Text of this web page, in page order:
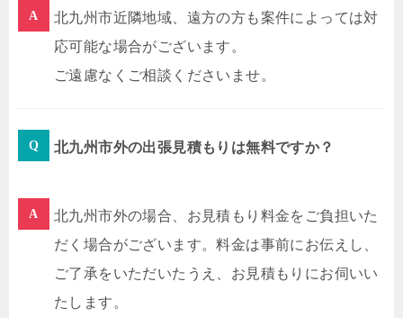
北九州市近隣地域、遠方の方も案件によっては対
応可能な場合がございます。
ご遠慮なくご相談くださいませ。
北九州市外の出張見積もりは無料ですか？
北九州市外の場合、お見積もり料金をご負担いた
だく場合がございます。料金は事前にお伝えし、
ご了承をいただいたうえ、お見積もりにお伺いい
たします。